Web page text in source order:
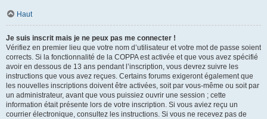
Haut
Je suis inscrit mais je ne peux pas me connecter !
Vérifiez en premier lieu que votre nom d’utilisateur et votre mot de passe soient
corrects. Si la fonctionnalité de la COPPA est activée et que vous avez spécifié
avoir en dessous de 13 ans pendant l’inscription, vous devrez suivre les
instructions que vous avez reçues. Certains forums exigeront également que
les nouvelles inscriptions doivent être activées, soit par vous-même ou soit par
un administrateur, avant que vous puissiez ouvrir une session ; cette
information était présente lors de votre inscription. Si vous aviez reçu un
courrier électronique, consultez les instructions. Si vous ne recevez pas de